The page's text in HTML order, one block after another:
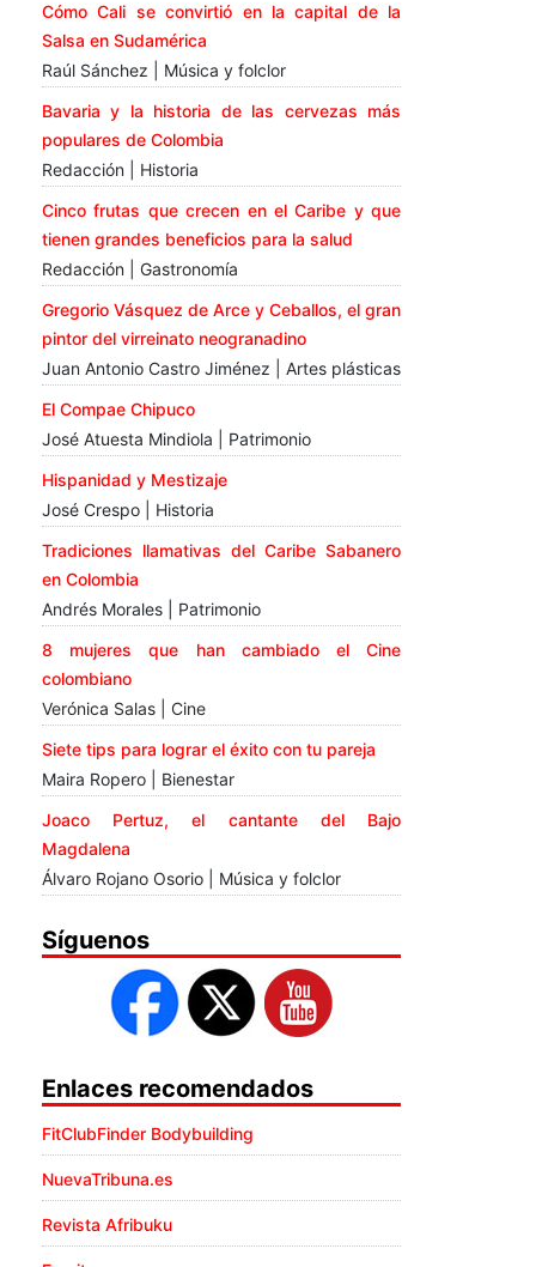
Cómo Cali se convirtió en la capital de la
Salsa en Sudamérica
Raúl Sánchez | Música y folclor
Bavaria y la historia de las cervezas más
populares de Colombia
Redacción | Historia
Cinco frutas que crecen en el Caribe y que
tienen grandes beneficios para la salud
Redacción | Gastronomía
Gregorio Vásquez de Arce y Ceballos, el gran
pintor del virreinato neogranadino
Juan Antonio Castro Jiménez | Artes plásticas
El Compae Chipuco
José Atuesta Mindiola | Patrimonio
Hispanidad y Mestizaje
José Crespo | Historia
Tradiciones llamativas del Caribe Sabanero
en Colombia
Andrés Morales | Patrimonio
8 mujeres que han cambiado el Cine
colombiano
Verónica Salas | Cine
Siete tips para lograr el éxito con tu pareja
Maira Ropero | Bienestar
Joaco Pertuz, el cantante del Bajo
Magdalena
Álvaro Rojano Osorio | Música y folclor
Síguenos
Enlaces recomendados
FitClubFinder Bodybuilding
NuevaTribuna.es
Revista Afribuku